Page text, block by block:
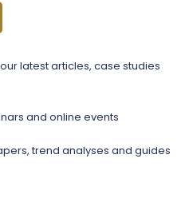
latest articles, case studies
and online events
trend analyses and guides